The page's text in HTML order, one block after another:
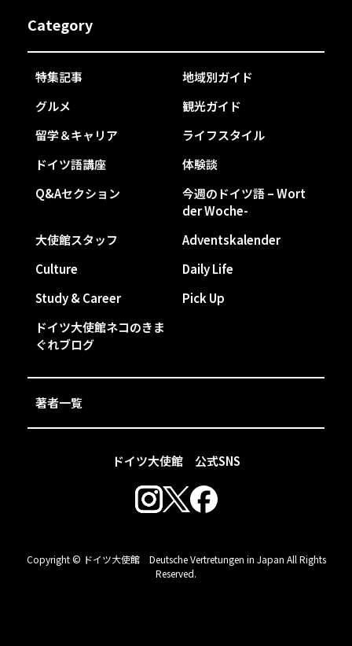
ドイツ大使館 公式SNS
Category
特集記事
地域別ガイド
グルメ
観光ガイド
留学＆キャリア
ライフスタイル
ドイツ語講座
体験談
Q&Aセクション
今週のドイツ語 – Wort
der Woche-
大使館スタッフ
Adventskalender
Culture
Daily Life
Study & Career
Pick Up
ドイツ大使館ネコのきま
ぐれブログ
著者一覧
Copyright © ドイツ大使館 Deutsche Vertretungen in Japan All Rights
Reserved.